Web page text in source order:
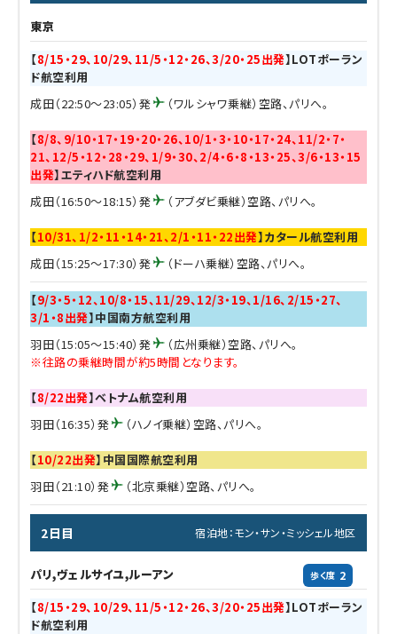
東京
【8/15・29、10/29、11/5・12・26、3/20・25出発】LOTポーラン
ド航空利用
成田（22:50～23:05）発
（ワルシャワ乗継）空路、パリへ。
【8/8、9/10・17・19・20・26、10/1・3・10・17・24、11/2・7・
21、12/5・12・28・29、1/9・30、2/4・6・8・13・25、3/6・13・15
出発】エティハド航空利用
成田（16:50～18:15）発
（アブダビ乗継）空路、パリへ。
【10/31、1/2・11・14・21、2/1・11・22出発】カタール航空利用
成田（15:25～17:30）発
（ドーハ乗継）空路、パリへ。
【9/3・5・12、10/8・15、11/29、12/3・19、1/16、2/15・27、
3/1・8出発】中国南方航空利用
羽田（15:05～15:40）発
（広州乗継）空路、パリへ。
※往路の乗継時間が約5時間となります。
【8/22出発】ベトナム航空利用
羽田（16:35）発
（ハノイ乗継）空路、パリへ。
【10/22出発】中国国際航空利用
羽田（21:10）発
（北京乗継）空路、パリへ。
2日目 宿泊地：モン・サン・ミッシェル地区
歩く度 2
パリ,ヴェルサイユ,ルーアン
【8/15・29、10/29、11/5・12・26、3/20・25出発】LOTポーラン
ド航空利用